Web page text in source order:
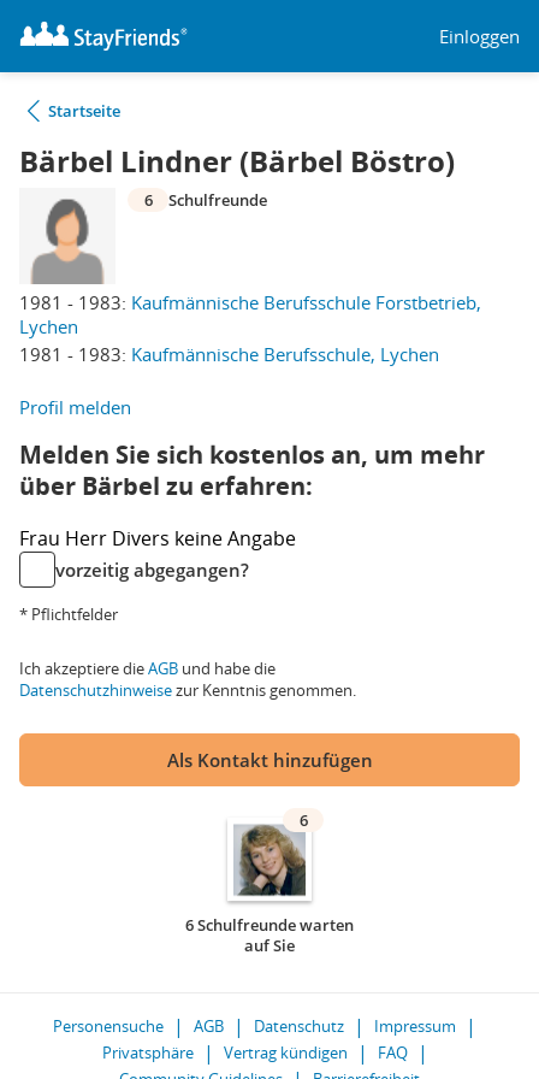
Einloggen
Startseite
Bärbel Lindner (Bärbel Böstro)
1981 - 1983: Kaufmännische Berufsschule Forstbetrieb,
Lychen
1981 - 1983: Kaufmännische Berufsschule, Lychen
6 Schulfreunde
Profil melden
Melden Sie sich kostenlos an, um mehr
über Bärbel zu erfahren:
Frau Herr Divers keine Angabe
vorzeitig abgegangen?
* Pflichtfelder
Ich akzeptiere dieAGB und habe die
Datenschutzhinweisezur Kenntnis genommen.
Als Kontakt hinzufügen
6
6 Schulfreunde warten
auf Sie
Personensuche AGB Datenschutz
Impressum
Privatsphäre
Vertrag kündigen
FAQ